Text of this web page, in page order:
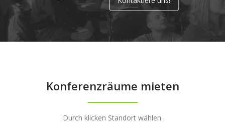
Konferenzräume mieten
Durch klicken Standort wählen.